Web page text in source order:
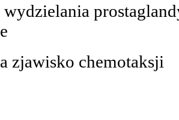
zjawisko chemotaksji